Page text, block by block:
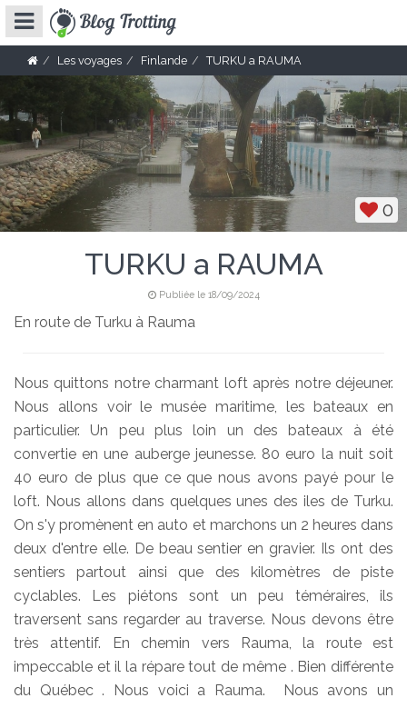
Les voyages Finlande TURKU a RAUMA
0
TURKU a RAUMA
Publiée le 18/09/2024
En route de Turku à Rauma
Nous quittons notre charmant loft après notre déjeuner.
Nous allons voir le musée maritime, les bateaux en
particulier. Un peu plus loin un des bateaux à été
convertie en une auberge jeunesse. 80 euro la nuit soit
40 euro de plus que ce que nous avons payé pour le
loft. Nous allons dans quelques unes des iles de Turku.
On s'y promènent en auto et marchons un 2 heures dans
deux d'entre elle. De beau sentier en gravier. Ils ont des
sentiers partout ainsi que des kilomètres de piste
cyclables. Les piétons sont un peu téméraires, ils
traversent sans regarder au traverse. Nous devons être
très attentif. En chemin vers Rauma, la route est
impeccable et il la répare tout de même . Bien différente
du Québec . Nous voici a Rauma. Nous avons un